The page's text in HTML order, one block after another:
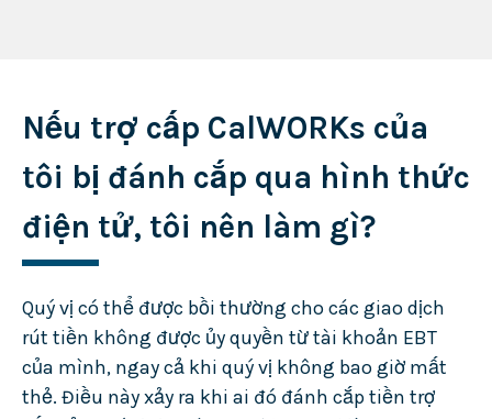
Nếu trợ cấp CalWORKs của
tôi bị đánh cắp qua hình thức
điện tử, tôi nên làm gì?
Quý vị có thể được bồi thường cho các giao dịch
rút tiền không được ủy quyền từ tài khoản EBT
của mình, ngay cả khi quý vị không bao giờ mất
thẻ. Điều này xảy ra khi ai đó đánh cắp tiền trợ